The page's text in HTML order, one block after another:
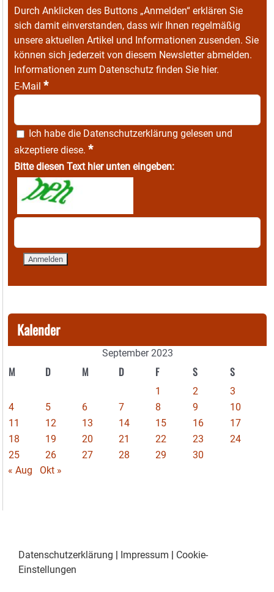
Durch Anklicken des Buttons „Anmelden“ erklären Sie
sich damit einverstanden, dass wir Ihnen regelmäßig
unsere aktuellen Artikel und Informationen zusenden. Sie
können sich jederzeit von diesem Newsletter abmelden.
Informationen zum Datenschutz finden Sie hier.
E-Mail *
Ich habe die Datenschutzerklärung gelesen und
akzeptiere diese. *
Bitte diesen Text hier unten eingeben:
Kalender
September 2023
M D M D F S S
1 2
3
4
5 6 7 8 9
10
11
12 13 14 15 16
17
18
19 20 21 22 23
24
25
26 27 28 29
30
« Aug
Okt »
Datenschutzerklärung | Impressum | Cookie-
Einstellungen